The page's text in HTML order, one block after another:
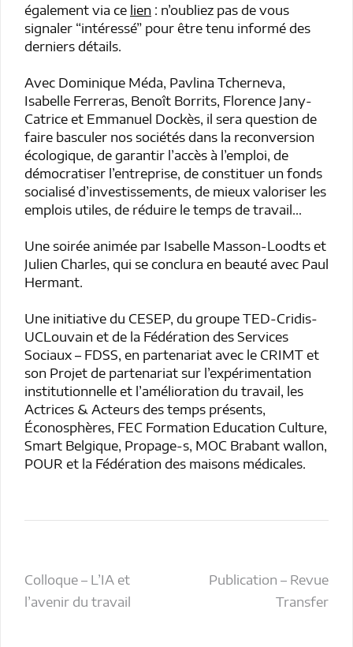
également via ce lien : n’oubliez pas de vous
signaler “intéressé” pour être tenu informé des
derniers détails.
Avec Dominique Méda, Pavlina Tcherneva,
Isabelle Ferreras, Benoît Borrits, Florence Jany-
Catrice et Emmanuel Dockès, il sera question de
faire basculer nos sociétés dans la reconversion
écologique, de garantir l’accès à l’emploi, de
démocratiser l’entreprise, de constituer un fonds
socialisé d’investissements, de mieux valoriser les
emplois utiles, de réduire le temps de travail…
Une soirée animée par Isabelle Masson-Loodts et
Julien Charles, qui se conclura en beauté avec Paul
Hermant.
Une initiative du CESEP, du groupe TED-Cridis-
UCLouvain et de la Fédération des Services
Sociaux – FDSS, en partenariat avec le CRIMT et
son Projet de partenariat sur l’expérimentation
institutionnelle et l’amélioration du travail, les
Actrices & Acteurs des temps présents,
Éconosphères, FEC Formation Education Culture,
Smart Belgique, Propage-s, MOC Brabant wallon,
POUR et la Fédération des maisons médicales.
Navigation
de
Colloque – L’IA et
l’avenir du travail
Publication – Revue
Transfer